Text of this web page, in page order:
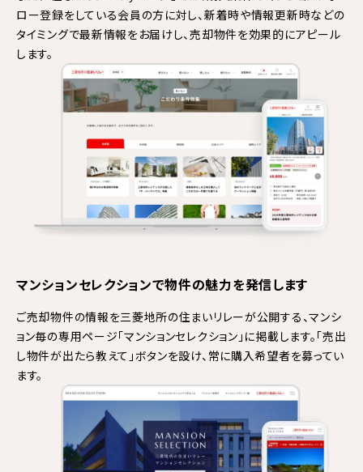
ロー登録をしている会員の方に対し、新着時や情報更新時などの
タイミングで最新情報をお届けし、売却物件を効果的にアピール
します。
マンションセレクションで物件の魅力を発信します
ご売却物件の情報を三菱地所の住まいリレーが公開する、マンシ
ョン毎の専用ページ「マンションセレクション」に掲載します。「売出
し物件が出たら教えて」ボタンを設け、常に購入希望者を募ってい
ます。